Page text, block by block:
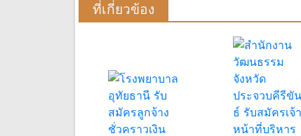
ที่เกี่ยวข้อง